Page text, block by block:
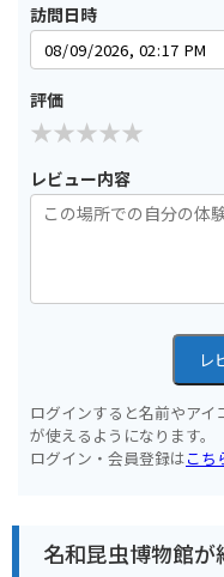
訪問日時
評価
レビュー内容
レ
ログインすると名前やア
が使えるようになります。
ログイン・会員登録はこち
名和昆虫博物館